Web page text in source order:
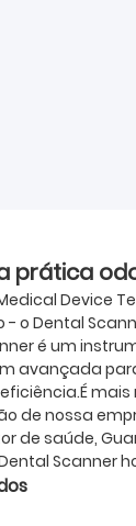
prática
Device
o Dental
é um
avançada
de nossa
de saúde,
Scanner